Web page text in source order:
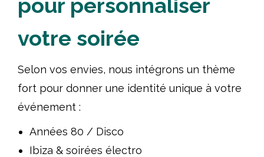
pour personnaliser
votre soirée
Selon vos envies, nous intégrons un thème
fort pour donner une identité unique à votre
événement :
Années 80 / Disco
Ibiza & soirées électro